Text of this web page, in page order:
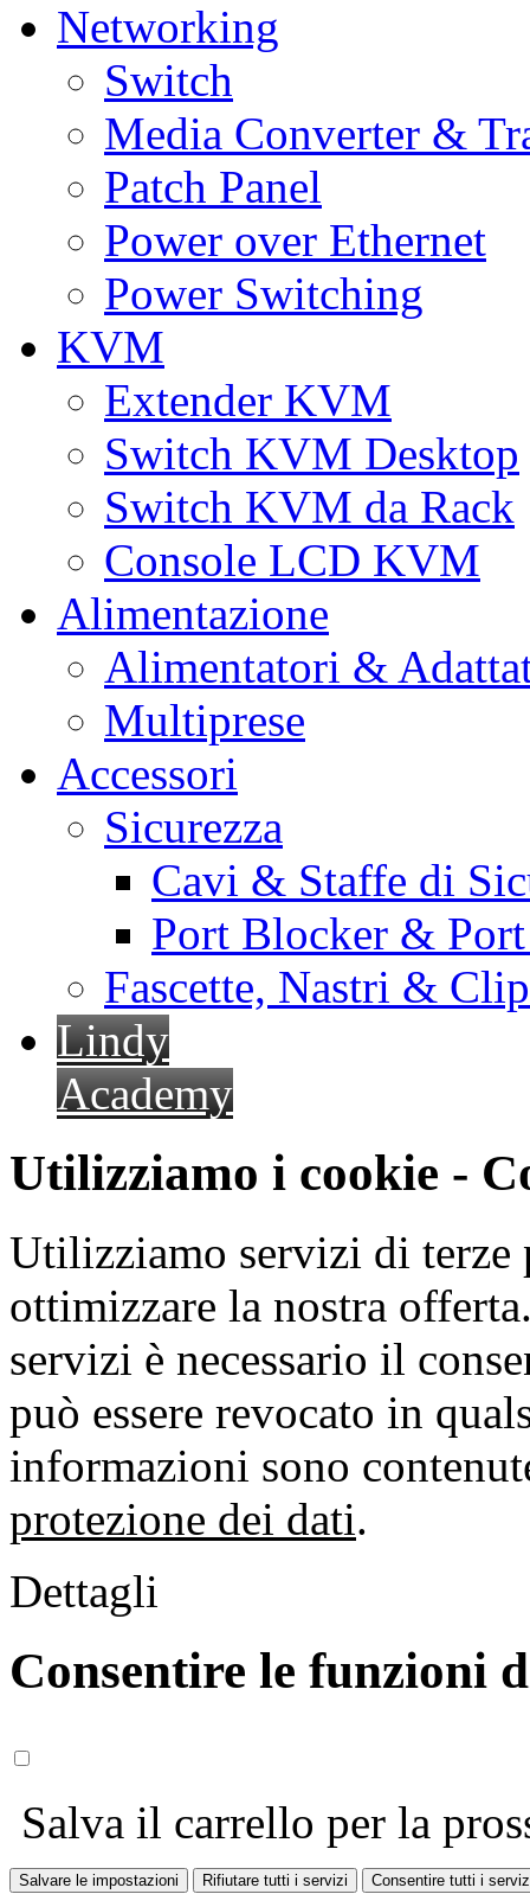
Networking
Switch
Media Converter &
Patch Panel
Power over Ethernet
Power Switching
KVM
Extender KVM
Switch KVM Desktop
Switch KVM da Rack
Console LCD KVM
Alimentazione
Alimentatori &
Multiprese
Accessori
Sicurezza
Cavi & Staffe di
Port Blocker &
Fascette, Nastri &
Lindy
Academy
Utilizziamo i cookie -
Utilizziamo servizi di terze
ottimizzare la nostra
servizi è necessario il
può essere revocato in
informazioni sono
protezione dei dati.
Dettagli
Consentire le funzioni
Salva il carrello per la
Salvare le impostazioni Rifiutare tutti i servizi Consentire tutti i